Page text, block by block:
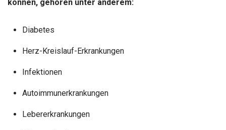
können, gehören unter anderem:
Diabetes
Herz-Kreislauf-Erkrankungen
Infektionen
Autoimmunerkrankungen
Lebererkrankungen